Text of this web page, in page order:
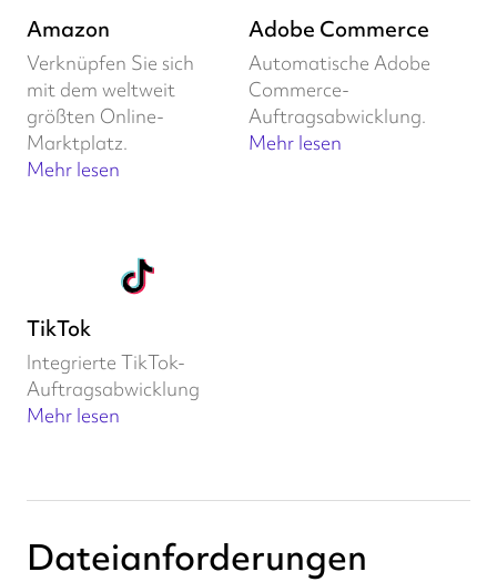
Amazon
Verknüpfen Sie sich
mit dem weltweit
größten Online-
Marktplatz.
Mehr lesen
Adobe Commerce
Automatische Adobe
Commerce-
Auftragsabwicklung.
Mehr lesen
TikTok
Integrierte TikTok-
Auftragsabwicklung
Mehr lesen
Dateianforderungen